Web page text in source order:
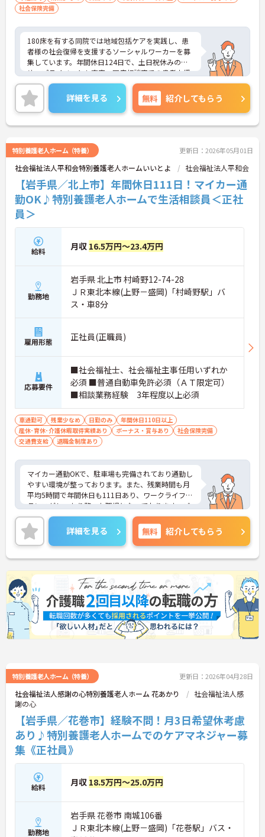
社会保険完備
180床を有する同院では地域包括ケアを実践し、患
者様の社会復帰を支援するソーシャルワーカーを募
集しています。年間休日124日で、土日祝休みのた
め、プライベートも充実。医療相談室での患者支援
や、地域の医療機関との連携を通じて、やりがいを
感じながら働ける環境が整っています。資格手当や
通勤手当も支給され、昇給賞与の実績もあります。
新しい知識を学び成長したい方、ITやICTを活用した
仕事に興味がある方に最適な職場です。ご興味のあ
話ししますのでお気軽にご相談ください！
詳細を見る 無料 紹介してもらう
特別養護老人ホーム（特養） 更新日：2026年05月01日
社会福祉法人平和会特別養護老人ホームいいとよ 社会福祉法人平和会
【岩手県／北上市】年間休日111日！マイカー通
勤OK♪特別養護老人ホームで生活相談員＜正社
員＞
給料 月収 16.5万円～23.4万円
勤務地
岩手県 北上市 村崎野12-74-28
ＪＲ東北本線(上野－盛岡)「村崎野駅」バ
ス・車8分
雇用形態 正社員(正職員)
応募要件
■社会福祉士、社会福祉主事任用いずれか
必須 ■普通自動車免許必須（ＡＴ限定可）
■相談業務経験 3年程度以上必須
車通勤可 残業少なめ 日勤のみ
年間休日110日以上
産休･育休･介護休暇取得実績あり
ボーナス・賞与あり
社会保険完備
交通費支給
退職金制度あり
マイカー通勤OKで、駐車場も完備されており通勤し
やすい環境が整っております。また、残業時間も月
平均5時間で年間休日も111日あり、ワークライフバ
ランスがしっかり整った職場となっております。ご
興味のある方はご面接ポイントお伝えしますのでご
気軽にお問い合わせください。
詳細を見る 無料 紹介してもらう
特別養護老人ホーム（特養） 更新日：2026年04月28日
社会福祉法人感謝の心特別養護老人ホーム 花あかり
社会福祉法人感
謝の心
【岩手県／花巻市】経験不問！月3日希望休考慮
あり♪特別養護老人ホームでのケアマネジャー募
集《正社員》
給料 月収 18.5万円～25.0万円
勤務地
岩手県 花巻市 南城106番
ＪＲ東北本線(上野－盛岡)「花巻駅」バス・